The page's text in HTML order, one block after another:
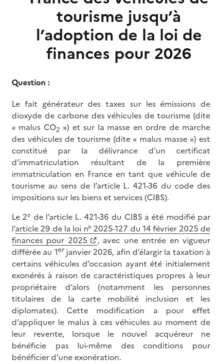
tourisme jusqu’à
l’adoption de la loi de
finances pour 2026
Question :
Le fait générateur des taxes sur les émissions de
dioxyde de carbone des véhicules de tourisme (dite
« malus CO2 ») et sur la masse en ordre de marche
des véhicules de tourisme (dite « malus masse ») est
constitué par la délivrance d’un certificat
d’immatriculation résultant de la première
immatriculation en France en tant que véhicule de
tourisme au sens de l’article L. 421-36 du code des
impositions sur les biens et services (CIBS).
Le 2° de l’article L. 421-36 du CIBS a été modifié par
l’article 29 de la loi n° 2025-127 du 14 février 2025 de
finances pour 2025
, avec une entrée en vigueur
différée au 1erjanvier 2026, afin d’élargir la taxation à
certains véhicules d’occasion ayant été initialement
exonérés à raison de caractéristiques propres à leur
propriétaire d’alors (notamment les personnes
titulaires de la carte mobilité inclusion et les
diplomates). Cette modification a pour effet
d’appliquer le malus à ces véhicules au moment de
leur revente, lorsque le nouvel acquéreur ne
bénéficie pas lui-même des conditions pour
bénéficier d’une exonération.